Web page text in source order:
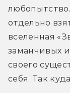
отдельно
вселенная
заманчивых
своего
себя. Так